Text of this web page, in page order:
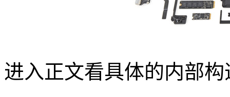
进入正文看具体的内部构